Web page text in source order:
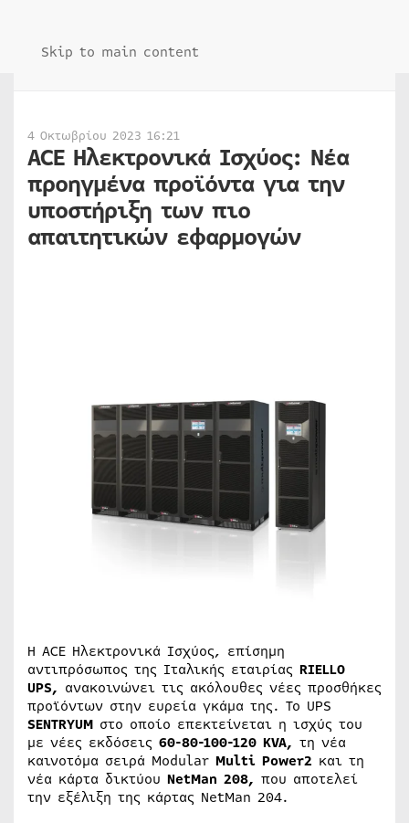
Skip to main content
4 Οκτωβρίου 2023 16:21
ACE Ηλεκτρονικά Ισχύος: Νέα
προηγμένα προϊόντα για την
υποστήριξη των πιο
απαιτητικών εφαρμογών
Η ACE Ηλεκτρονικά Ισχύος, επίσημη
αντιπρόσωπος της Ιταλικής εταιρίας RIELLO
UPS, ανακοινώνει τις ακόλουθες νέες προσθήκες
προϊόντων στην ευρεία γκάμα της. Το UPS
SENTRYUM στο οποίο επεκτείνεται η ισχύς του
με νέες εκδόσεις 60-80-100-120 KVA, τη νέα
καινοτόμα σειρά Modular Multi Power2 και τη
νέα κάρτα δικτύου NetMan 208, που αποτελεί
την εξέλιξη της κάρτας NetMan 204.